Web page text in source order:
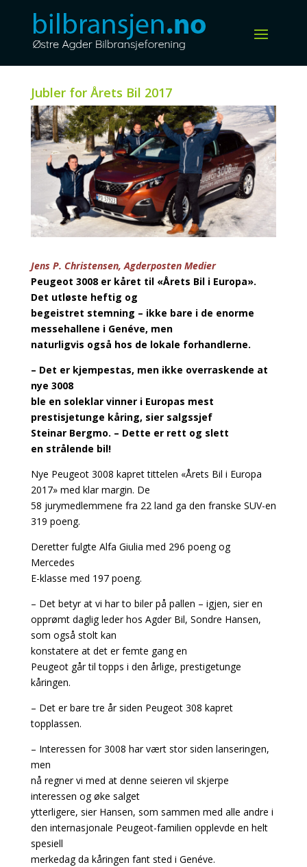
Jubler for Årets Bil 2017
Jens P. Christensen, Agderposten Medier
Peugeot 3008 er kåret til «Årets Bil i Europa».
Det utløste heftig og
begeistret stemning – ikke bare i de enorme
messehallene i Genéve, men
naturligvis også hos de lokale forhandlerne.
– Det er kjempestas, men ikke overraskende at
nye 3008
ble en soleklar vinner i Europas mest
prestisjetunge kåring, sier salgssjef
Steinar Bergmo. – Dette er rett og slett
en strålende bil!
Nye Peugeot 3008 kapret tittelen «Årets Bil i Europa
2017» med klar margin. De
58 jurymedlemmene fra 22 land ga den franske SUV-en
319 poeng.
Deretter fulgte Alfa Giulia med 296 poeng og
Mercedes
E-klasse med 197 poeng.
– Det betyr at vi har to biler på pallen – igjen, sier en
opprømt daglig leder hos Agder Bil, Sondre Hansen,
som også stolt kan
konstatere at det er femte gang en
Peugeot går til topps i den årlige, prestigetunge
kåringen.
– Det er bare tre år siden Peugeot 308 kapret
topplassen.
– Interessen for 3008 har vært stor siden lanseringen,
men
nå regner vi med at denne seieren vil skjerpe
interessen og øke salget
ytterligere, sier Hansen, som sammen med alle andre i
den internasjonale Peugeot-familien opplevde en helt
spesiell
merkedag da kåringen fant sted i Genéve.